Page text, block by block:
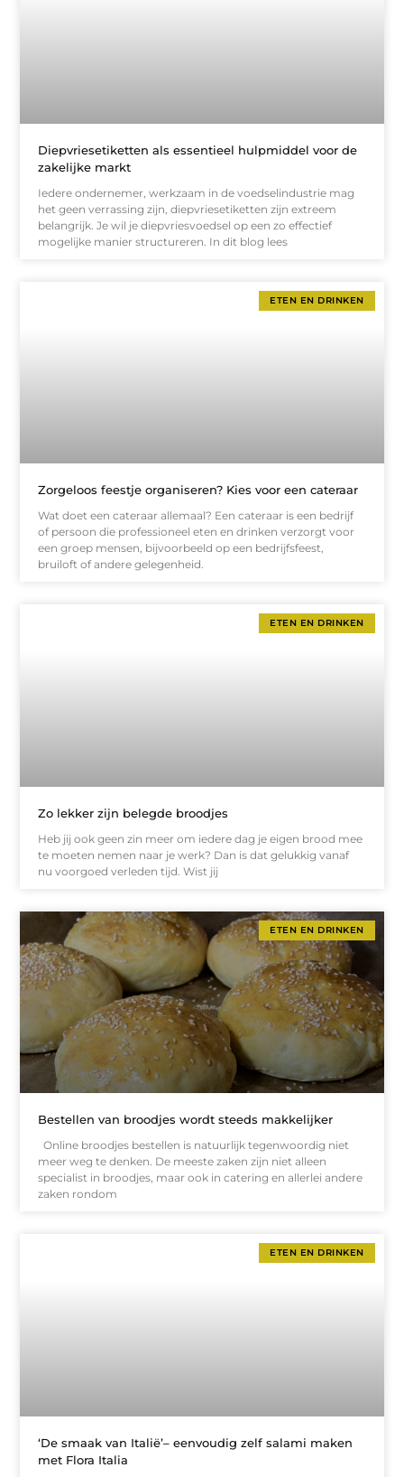
Diepvriesetiketten als essentieel hulpmiddel voor de
zakelijke markt
Iedere ondernemer, werkzaam in de voedselindustrie mag
het geen verrassing zijn, diepvriesetiketten zijn extreem
belangrijk. Je wil je diepvriesvoedsel op een zo effectief
mogelijke manier structureren. In dit blog lees
ETEN EN DRINKEN
Zorgeloos feestje organiseren? Kies voor een cateraar
Wat doet een cateraar allemaal? Een cateraar is een bedrijf
of persoon die professioneel eten en drinken verzorgt voor
een groep mensen, bijvoorbeeld op een bedrijfsfeest,
bruiloft of andere gelegenheid.
ETEN EN DRINKEN
Zo lekker zijn belegde broodjes
Heb jij ook geen zin meer om iedere dag je eigen brood mee
te moeten nemen naar je werk? Dan is dat gelukkig vanaf
nu voorgoed verleden tijd. Wist jij
ETEN EN DRINKEN
Bestellen van broodjes wordt steeds makkelijker
Online broodjes bestellen is natuurlijk tegenwoordig niet
meer weg te denken. De meeste zaken zijn niet alleen
specialist in broodjes, maar ook in catering en allerlei andere
zaken rondom
ETEN EN DRINKEN
‘De smaak van Italië’– eenvoudig zelf salami maken
met Flora Italia